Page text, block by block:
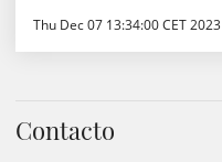
Thu Dec 07 13:34:00 CET 2023
Contacto